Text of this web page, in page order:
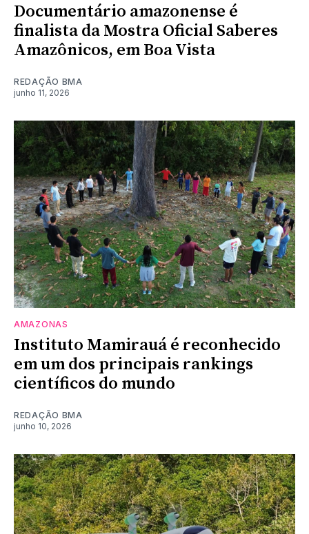
Documentário amazonense é
finalista da Mostra Oficial Saberes
Amazônicos, em Boa Vista
REDAÇÃO BMA
junho 11, 2026
AMAZONAS
Instituto Mamirauá é reconhecido
em um dos principais rankings
científicos do mundo
REDAÇÃO BMA
junho 10, 2026